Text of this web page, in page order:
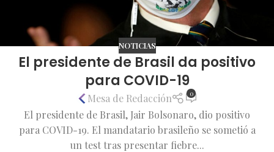
NOTICIAS
El presidente de Brasil da positivo
para COVID-19
Mesa de Redacción 0
El presidente de Brasil, Jair Bolsonaro, dio positivo
para COVID-19. El mandatario brasileño se sometió a
un test tras presentar fiebre...